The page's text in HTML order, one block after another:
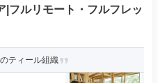
|フルリモート・フルフレッ
ティール組織